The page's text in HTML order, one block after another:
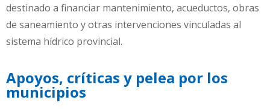
destinado a financiar mantenimiento, acueductos, obras
de saneamiento y otras intervenciones vinculadas al
sistema hídrico provincial.
Apoyos, críticas y pelea por los
municipios